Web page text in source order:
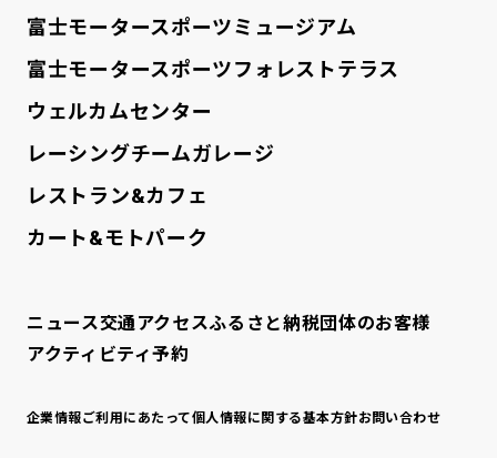
富士モータースポーツミュージアム
富士モータースポーツフォレストテラス
ウェルカムセンター
レーシングチームガレージ
レストラン&カフェ
カート&モトパーク
ニュース交通アクセスふるさと納税団体のお客様
アクティビティ予約
企業情報ご利用にあたって個人情報に関する基本方針お問い合わせ